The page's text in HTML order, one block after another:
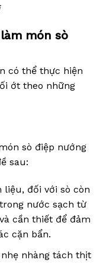
món sò
có thể thực hiện
ớt theo những
sò điệp nướng
sau:
đối với sò còn
nước sạch từ
cần thiết để đảm
cặn bẩn.
nhàng tách thịt